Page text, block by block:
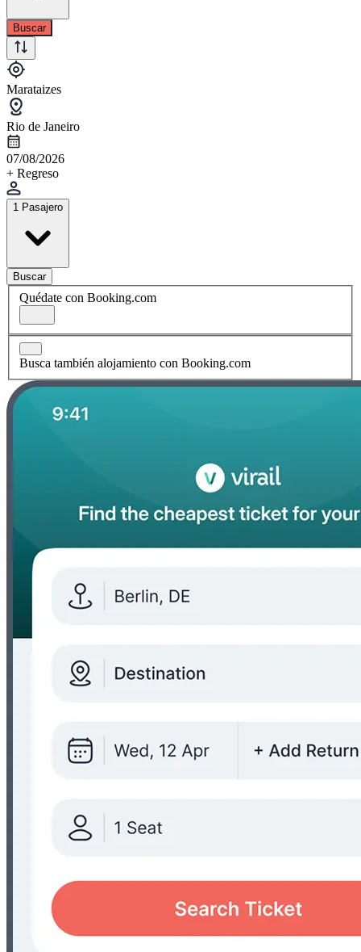
Buscar
Marataizes
Rio de Janeiro
07/08/2026
+ Regreso
1 Pasajero
Buscar
Quédate con Booking.com
Busca también alojamiento con Booking.com